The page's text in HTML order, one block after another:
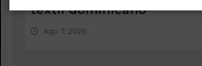
textil dominicano
Ago 7, 2026